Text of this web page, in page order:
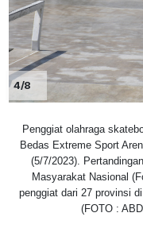
4/8
Penggiat olahraga
Bedas Extreme Sport
(5/7/2023).
Masyarakat Nasional
penggiat dari 27 provinsi
(FOTO :